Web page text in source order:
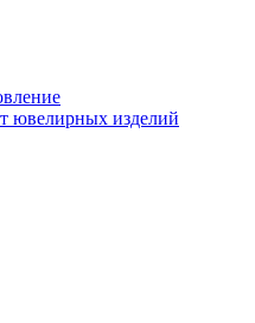
ювелирных изделий